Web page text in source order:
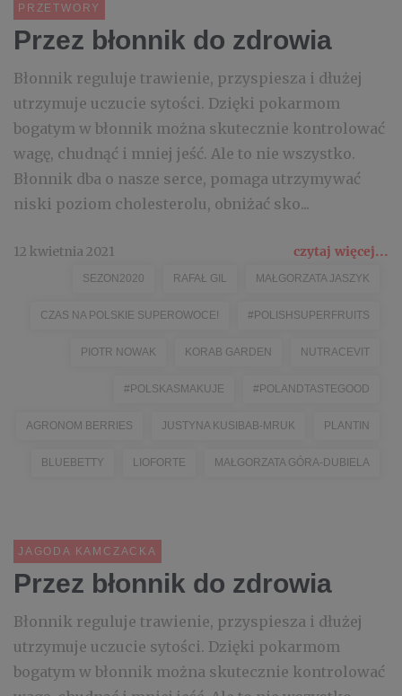
PRZETWORY
Przez błonnik do zdrowia
Błonnik reguluje trawienie, przyspiesza i dłużej
utrzymuje uczucie sytości. Dzięki pokarmom
bogatym w błonnik można skutecznie kontrolować
wagę, chudnąć i mniej jeść. Ale to nie wszystko.
Błonnik dba o nasze serce, pomaga utrzymywać
niski poziom cholesterolu, obniżać sko...
12 kwietnia 2021 czytaj więcej...
SEZON2020 RAFAŁ GIL MAŁGORZATA JASZYK
CZAS NA POLSKIE SUPEROWOCE! #POLISHSUPERFRUITS
PIOTR NOWAK KORAB GARDEN NUTRACEVIT
#POLSKASMAKUJE #POLANDTASTEGOOD
AGRONOM BERRIES JUSTYNA KUSIBAB-MRUK PLANTIN
BLUEBETTY LIOFORTE MAŁGORZATA GÓRA-DUBIELA
JAGODA KAMCZACKA
Przez błonnik do zdrowia
Błonnik reguluje trawienie, przyspiesza i dłużej
utrzymuje uczucie sytości. Dzięki pokarmom
bogatym w błonnik można skutecznie kontrolować